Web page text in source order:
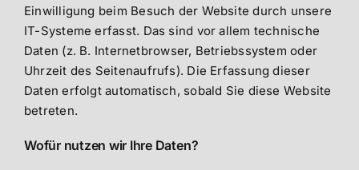
Einwilligung beim Besuch der Website durch unsere
IT-Systeme erfasst. Das sind vor allem technische
Daten (z. B. Internetbrowser, Betriebssystem oder
Uhrzeit des Seitenaufrufs). Die Erfassung dieser
Daten erfolgt automatisch, sobald Sie diese Website
betreten.
Wofür nutzen wir Ihre Daten?